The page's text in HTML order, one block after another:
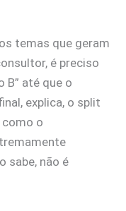
temas que geram
é preciso
B” até que o
explica, o split
como o
sabe, não é